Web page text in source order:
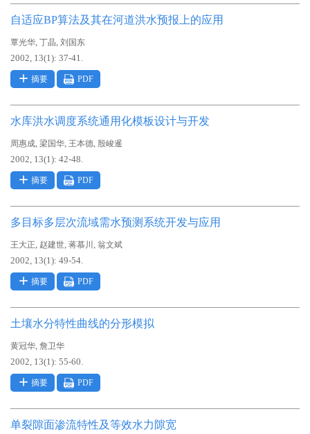
自适应BP算法及其在河道洪水预报上的应用
覃光华, 丁晶, 刘国东
2002, 13(1): 37-41.
摘要 PDF
水库洪水调度系统通用化模板设计与开发
周惠成, 梁国华, 王本德, 殷峻暹
2002, 13(1): 42-48.
摘要 PDF
多目标多层次流域需水预测系统开发与应用
王大正, 赵建世, 蒋慕川 , 翁文斌
2002, 13(1): 49-54.
摘要 PDF
土壤水分特性曲线的分形模拟
黄冠华, 詹卫华
2002, 13(1): 55-60.
摘要 PDF
单裂隙面渗流特性及等效水力隙宽